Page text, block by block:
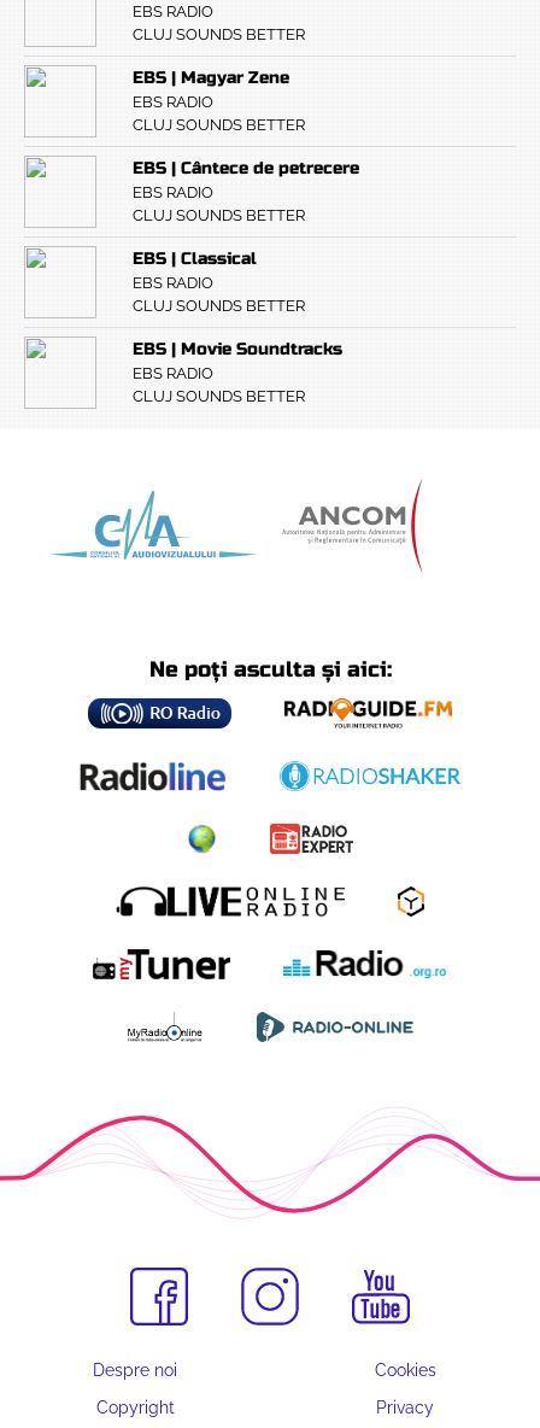
EBS RADIO
CLUJ SOUNDS BETTER
EBS | Magyar Zene
EBS RADIO
CLUJ SOUNDS BETTER
EBS | Cântece de petrecere
EBS RADIO
CLUJ SOUNDS BETTER
EBS | Classical
EBS RADIO
CLUJ SOUNDS BETTER
EBS | Movie Soundtracks
EBS RADIO
CLUJ SOUNDS BETTER
Ne poți asculta și aici:
Despre noi
Cookies
Copyright
Privacy